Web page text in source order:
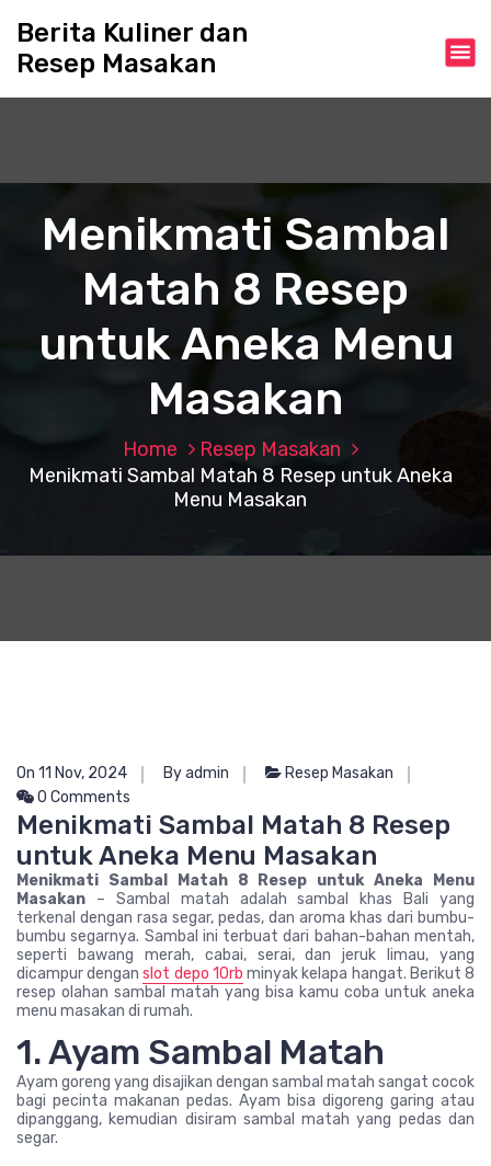
o
Berita Kuliner dan
Resep Masakan
Menikmati Sambal
Matah 8 Resep
untuk Aneka Menu
Masakan
Home
Resep Masakan
Menikmati Sambal Matah 8 Resep untuk Aneka
Menu Masakan
On 11 Nov, 2024 By admin
Resep Masakan
0 Comments
Menikmati Sambal Matah 8 Resep
untuk Aneka Menu Masakan
Menikmati Sambal Matah 8 Resep untuk Aneka Menu
Masakan – Sambal matah adalah sambal khas Bali yang
terkenal dengan rasa segar, pedas, dan aroma khas dari bumbu-
bumbu segarnya. Sambal ini terbuat dari bahan-bahan mentah,
seperti bawang merah, cabai, serai, dan jeruk limau, yang
dicampur denganslot depo 10rb minyak kelapa hangat. Berikut 8
resep olahan sambal matah yang bisa kamu coba untuk aneka
menu masakan di rumah.
1. Ayam Sambal Matah
Ayam goreng yang disajikan dengan sambal matah sangat cocok
bagi pecinta makanan pedas. Ayam bisa digoreng garing atau
dipanggang, kemudian disiram sambal matah yang pedas dan
segar.